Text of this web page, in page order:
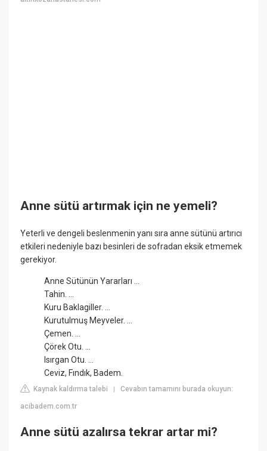
Anne sütü artırmak için ne yemeli?
Yeterli ve dengeli beslenmenin yanı sıra anne sütünü artırıcı
etkileri nedeniyle bazı besinleri de sofradan eksik etmemek
gerekiyor.
Anne Sütünün Yararları ...
Tahin. ...
Kuru Baklagiller. ...
Kurutulmuş Meyveler. ...
Çemen. ...
Çörek Otu. ...
Isırgan Otu. ...
Ceviz, Fındık, Badem.
Kaynak kaldırma talebi |Cevabın tamamını burada okuyun:
acibadem.com.tr
Anne sütü azalırsa tekrar artar mi?